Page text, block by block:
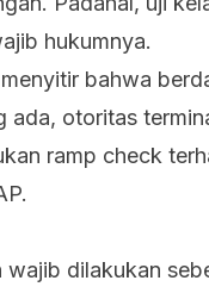
hukumnya.
bahwa
ada, otoritas
ramp check
wajib dilakukan